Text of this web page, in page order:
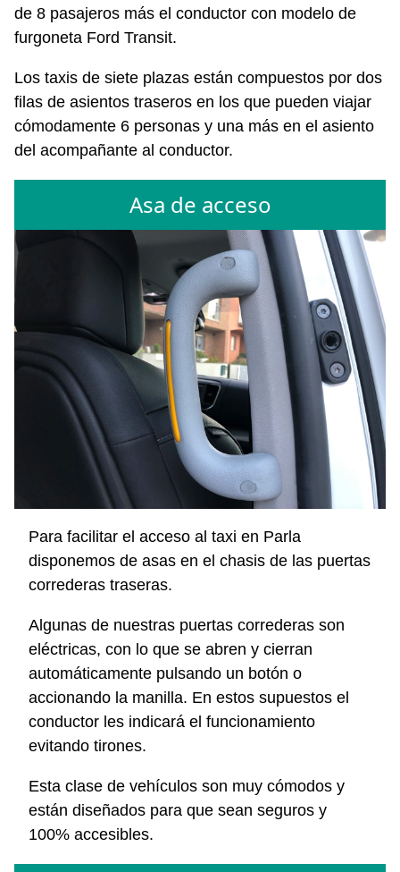
de 8 pasajeros más el conductor con modelo de
furgoneta Ford Transit.
Los taxis de siete plazas están compuestos por dos
filas de asientos traseros en los que pueden viajar
cómodamente 6 personas y una más en el asiento
del acompañante al conductor.
Asa de acceso
Para facilitar el acceso al taxi en Parla
disponemos de asas en el chasis de las puertas
correderas traseras.
Algunas de nuestras puertas correderas son
eléctricas, con lo que se abren y cierran
automáticamente pulsando un botón o
accionando la manilla. En estos supuestos el
conductor les indicará el funcionamiento
evitando tirones.
Esta clase de vehículos son muy cómodos y
están diseñados para que sean seguros y
100% accesibles.